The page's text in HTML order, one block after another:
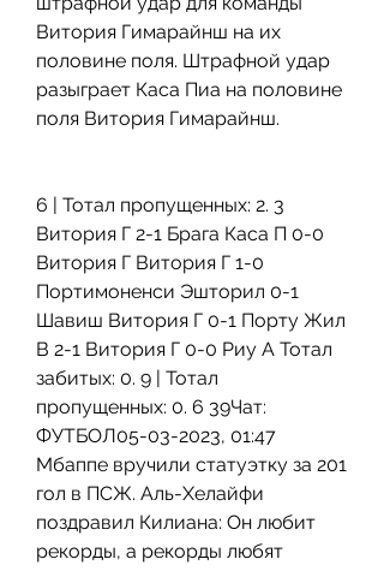
Витория Гимарайнш на их
половине поля. Штрафной удар
разыграет Каса Пиа на половине
поля Витория Гимарайнш.
6 | Тотал пропущенных: 2. 3
Витория Г 2-1 Брага Каса П 0-0
Витория Г Витория Г 1-0
Портимоненси Эшторил 0-1
Шавиш Витория Г 0-1 Порту Жил
В 2-1 Витория Г 0-0 Риу А Тотал
забитых: 0. 9 | Тотал
пропущенных: 0. 6 39Чат:
ФУТБОЛ05-03-2023, 01:47
Мбаппе вручили статуэтку за 201
гол в ПСЖ. Аль-Хелайфи
поздравил Килиана: Он любит
рекорды, а рекорды любят